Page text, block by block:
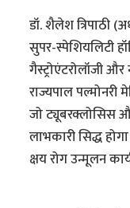
डॉ. शैलेश त्रिपाठी
सुपर-स्पेशियलिटी
गैस्ट्रोएंटरोलॉजी
राज्यपाल पल्मोनरी
जो ट्यूबरक्लोसिस
लाभकारी सिद्ध
क्षय रोग उन्मूलन